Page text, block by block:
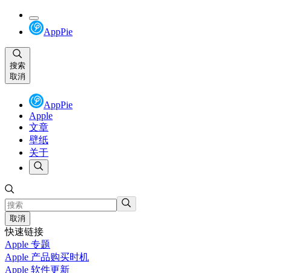
AppPie
搜索
取消
AppPie
Apple
文章
壁纸
关于
取消
快速链接
Apple 专题
Apple 产品购买时机
Apple 软件更新